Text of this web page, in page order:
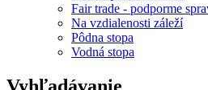
Fair trade - podporme
Na vzdialenosti záleží
Pôdna stopa
Vodná stopa